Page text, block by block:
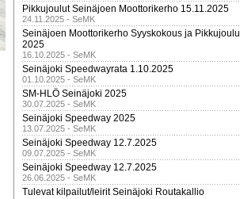
Pikkujoulut Seinäjoen Moottorikerho 15.11.2025
24.11.2025 - SeMK
Seinäjoen Moottorikerho Syyskokous ja Pikkujoulu
2025
16.10.2025 - SeMK
Seinäjoki Speedwayrata 1.10.2025
01.10.2025 - SeMK
SM-HLÖ Seinäjoki 2025
30.07.2025 - SeMK
Seinäjoki Speedway 2025
13.07.2025 - SeMK
Seinäjoki Speedway 12.7.2025
09.07.2025 - SeMK
Seinäjoki Speedway 12.7.2025
26.06.2025 - SeMK
Tulevat kilpailut/leirit Seinäjoki Routakallio